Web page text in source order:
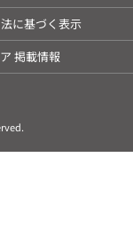
に基づく表示
掲載情報